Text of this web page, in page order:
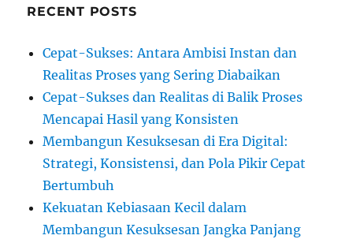
RECENT POSTS
Cepat-Sukses: Antara Ambisi Instan dan
Realitas Proses yang Sering Diabaikan
Cepat-Sukses dan Realitas di Balik Proses
Mencapai Hasil yang Konsisten
Membangun Kesuksesan di Era Digital:
Strategi, Konsistensi, dan Pola Pikir Cepat
Bertumbuh
Kekuatan Kebiasaan Kecil dalam
Membangun Kesuksesan Jangka Panjang